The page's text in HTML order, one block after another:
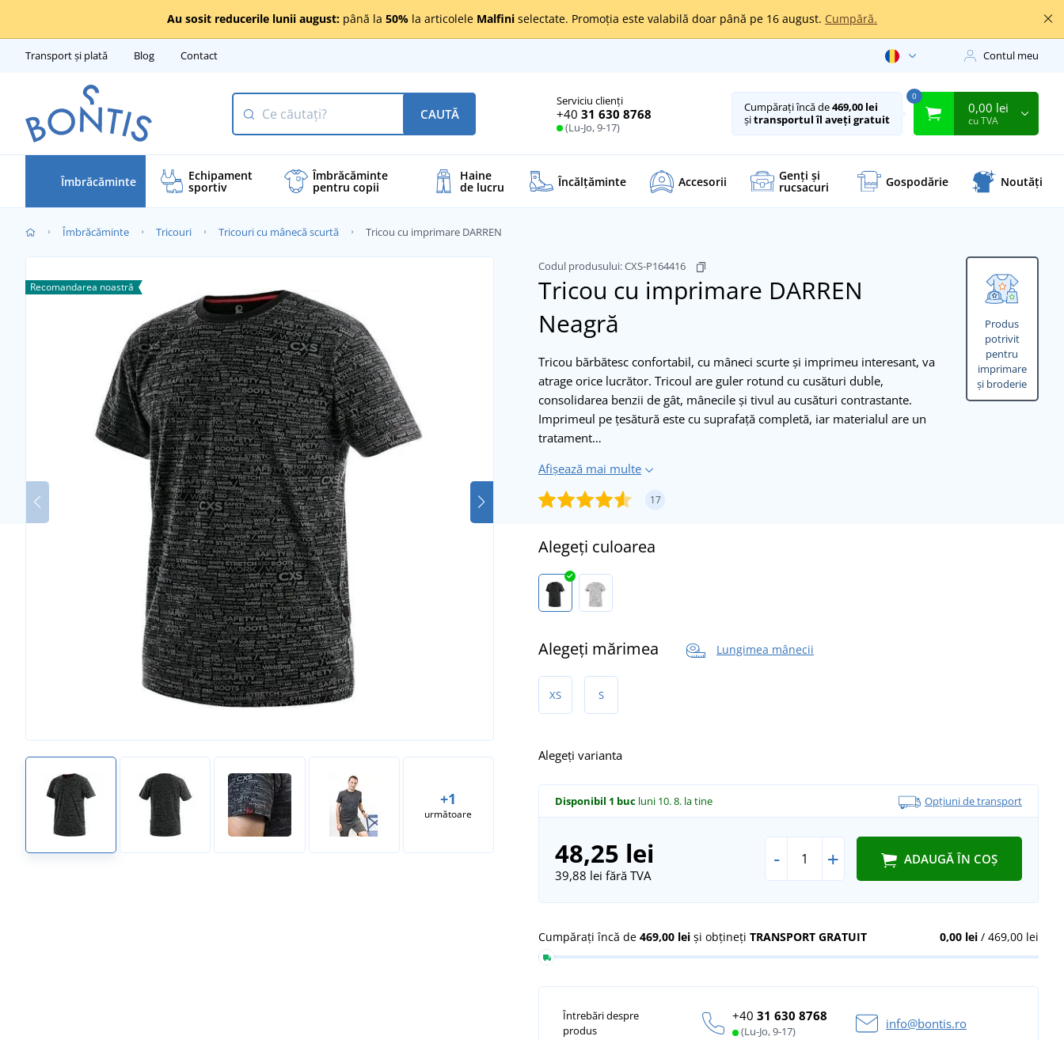
Au sosit reducerile lunii august: până la 50% la articolele Malfini selectate. Promoția este valabilă doar până pe 16 august. Cumpără.
Transport și plată Blog Contact Contul meu
Serviciu clienți
+40 31 630 8768
(Lu-Jo, 9-17)
CAUTĂ Cumpărați încă de469,00 lei
șitransportul îl aveți gratuit
0
0,00 lei
cu TVA
Îmbrăcăminte Echipament
sportiv
Îmbrăcăminte
pentru copii
Haine
de lucru Încălţăminte Accesorii Genți și
rucsacuri Gospodărie Noutăți
Îmbrăcăminte Tricouri Tricouri cu mânecă scurtă Tricou cu imprimare DARREN
Produs
potrivit
pentru
imprimare
și broderie
Codul produsului:CXS-P164416
Tricou cu imprimare DARREN
Neagră
+1
următoare
Recomandarea noastră
Tricou bărbătesc confortabil, cu mâneci scurte și imprimeu interesant, va
atrage orice lucrător. Tricoul are guler rotund cu cusături duble,
consolidarea benzii de gât, mânecile și tivul au cusături contrastante.
Imprimeul pe țesătură este cu suprafață completă, iar materialul are un
tratament…
Afișează mai multe
17
Alegeți culoarea
Alegeți mărimea Lungimea mânecii
XS S
Alegeți varianta
Disponibil 1 buc luni 10. 8. la tine Opțiuni de transport
48,25 lei
39,88 lei fără TVA
- + ADAUGĂ ÎN COȘ
0,00 lei/ 469,00 lei
Cumpărați încă de 469,00 lei și obțineți TRANSPORT GRATUIT
Întrebări despre
produs
+40 31 630 8768
(Lu-Jo, 9-17)
info@bontis.ro